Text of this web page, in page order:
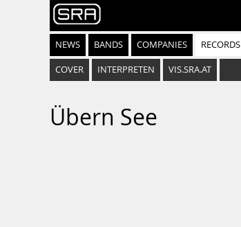
NEWS BANDS COMPANIES RECORDS
COVER INTERPRETEN VIS.SRA.AT
Übern See